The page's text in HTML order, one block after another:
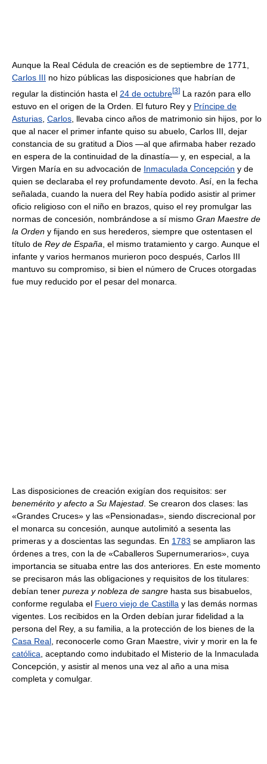
Aunque la Real Cédula de creación es de septiembre de 1771,
Carlos III no hizo públicas las disposiciones que habrían de
regular la distinción hasta el 24 de octubre[3] La razón para ello
estuvo en el origen de la Orden. El futuro Rey y Príncipe de
Asturias Carlos , llevaba cinco años de matrimonio sin hijos, por lo
que al nacer el primer infante quiso su abuelo, Carlos III, dejar
constancia de su gratitud a Dios —al que afirmaba haber rezado
en espera de la continuidad de la dinastía— y, en especial, a la
Virgen María en su advocación de Inmaculada Concepción y de
quien se declaraba el rey profundamente devoto. Así, en la fecha
señalada, cuando la nuera del Rey había podido asistir al primer
oficio religioso con el niño en brazos, quiso el rey promulgar las
normas de concesión, nombrándose a sí mismo Gran Maestre de
la Orden y fijando en sus herederos, siempre que ostentasen el
título de Rey de España , el mismo tratamiento y cargo. Aunque el
infante y varios hermanos murieron poco después, Carlos III
mantuvo su compromiso, si bien el número de Cruces otorgadas
fue muy reducido por el pesar del monarca.
Las disposiciones de creación exigían dos requisitos: ser
benemérito y afecto a Su Majestad . Se crearon dos clases: las
«Grandes Cruces» y las «Pensionadas», siendo discrecional por
el monarca su concesión, aunque autolimitó a sesenta las
primeras y a doscientas las segundas. En 1783 se ampliaron las
órdenes a tres, con la de «Caballeros Supernumerarios», cuya
importancia se situaba entre las dos anteriores. En este momento
se precisaron más las obligaciones y requisitos de los titulares:
debían tener pureza y nobleza de sangre hasta sus bisabuelos,
conforme regulaba el Fuero viejo de Castilla y las demás normas
vigentes. Los recibidos en la Orden debían jurar fidelidad a la
persona del Rey, a su familia, a la protección de los bienes de la
Casa Real , reconocerle como Gran Maestre, vivir y morir en la fe
católica , aceptando como indubitado el Misterio de la Inmaculada
Concepción, y asistir al menos una vez al año a una misa
completa y comulgar.